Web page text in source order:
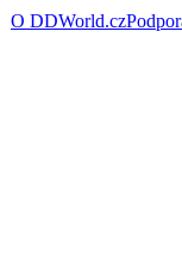
O DDWorld.cz